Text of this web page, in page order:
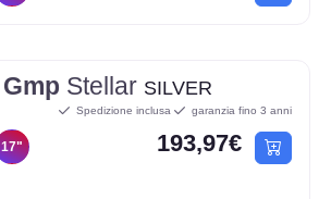
Gmp Stellar SILVER
17"
Spedizione inclusa garanzia fino 3 anni
193,97€